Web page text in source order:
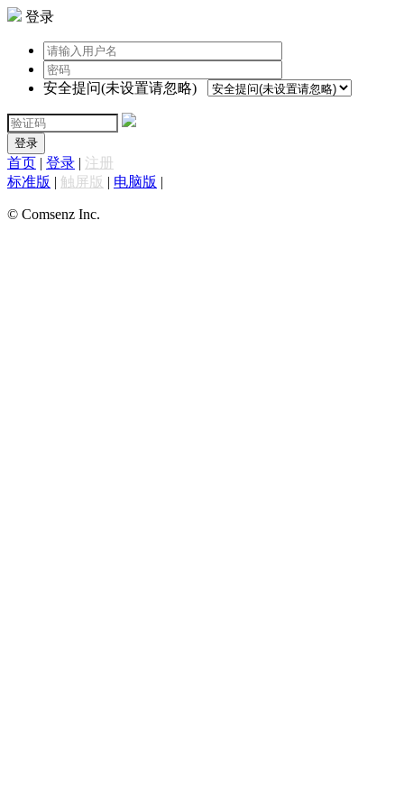
登录
安全提问(未设置请忽略)
登录
首页 | 登录 | 注册
标准版 | 触屏版 | 电脑版 |
© Comsenz Inc.